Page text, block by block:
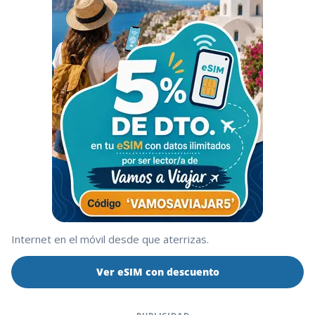
Internet en el móvil desde que aterrizas.
Ver eSIM con descuento